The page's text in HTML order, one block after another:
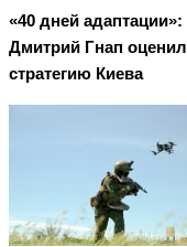
«40 дней адаптации»:
Дмитрий Гнап оценил
стратегию Киева